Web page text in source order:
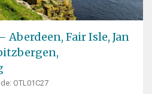
Aberdeen, Fair Isle, Jan
OTL01C27